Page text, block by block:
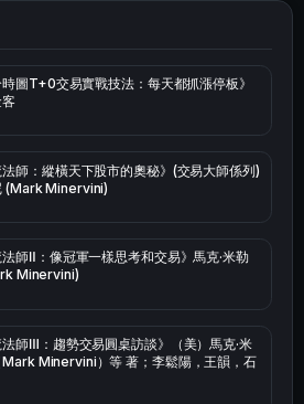
時圖T+0交易實戰技法：每天都抓漲停板》
客
法師：縱橫天下股市的奧秘》(交易大師係列)
(Mark Minervini)
法師Ⅱ：像冠軍一樣思考和交易》馬克·米勒
Minervini)
法師Ⅲ：趨勢交易圓桌訪談》（美）馬克·米
Mark Minervini）等 著；李鬆陽，王韻，石